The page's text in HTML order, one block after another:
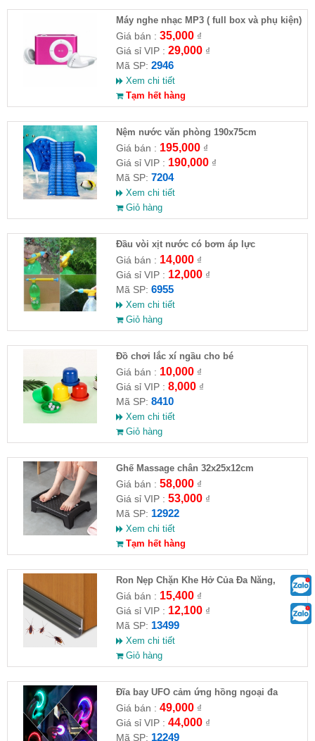
Máy nghe nhạc MP3 ( full box và phụ kiện)
Giá bán : 35,000₫
Giá sỉ VIP : 29,000₫
Mã SP: 2946
Xem chi tiết
Tạm hết hàng
Nệm nước văn phòng 190x75cm
Giá bán : 195,000₫
Giá sỉ VIP : 190,000₫
Mã SP: 7204
Xem chi tiết
Giỏ hàng
Đầu vòi xịt nước có bơm áp lực
Giá bán : 14,000₫
Giá sỉ VIP : 12,000₫
Mã SP: 6955
Xem chi tiết
Giỏ hàng
Đồ chơi lắc xí ngầu cho bé
Giá bán : 10,000₫
Giá sỉ VIP : 8,000₫
Mã SP: 8410
Xem chi tiết
Giỏ hàng
Ghế Massage chân 32x25x12cm
Giá bán : 58,000₫
Giá sỉ VIP : 53,000₫
Mã SP: 12922
Xem chi tiết
Tạm hết hàng
Ron Nẹp Chặn Khe Hở Của Đa Năng,
Chống Côn Trùng( HĐ )
Giá bán : 15,400₫
Giá sỉ VIP : 12,100₫
Mã SP: 13499
Xem chi tiết
Giỏ hàng
Đĩa bay UFO cảm ứng hồng ngoại đa
chiều tự động bay về
Giá bán : 49,000₫
Giá sỉ VIP : 44,000₫
Mã SP: 12249